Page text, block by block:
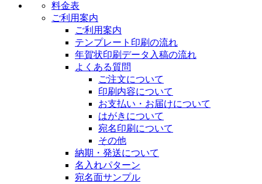
料金表
ご利用案内
ご利用案内
テンプレート印刷の流れ
年賀状印刷データ入稿の流れ
よくある質問
ご注文について
印刷内容について
お支払い・お届けについて
はがきについて
宛名印刷について
その他
納期・発送について
名入れパターン
宛名面サンプル